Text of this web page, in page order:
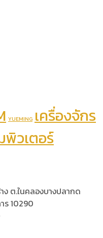
YUEMING เครื่องจักร
พิวเตอร์
ง ต.ในคลองบางปลากด
ร 10290